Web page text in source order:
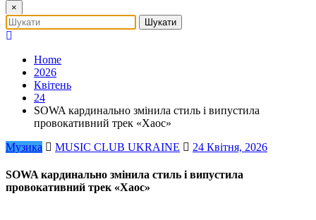
×
Home
2026
Квітень
24
SOWA кардинально змінила стиль і випустила
провокативний трек «Хаос»
Музика
MUSIC CLUB UKRAINE 24 Квітня, 2026
SOWA кардинально змінила стиль і випустила
провокативний трек «Хаос»